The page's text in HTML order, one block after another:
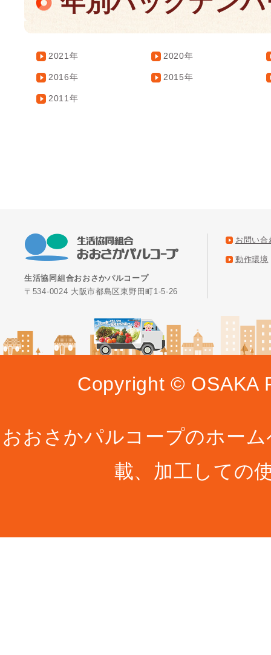
2021年 2020年
2016年 2015年
2011年
生活協同組合おおさかパルコープ
〒534-0024 大阪市都島区東野田町1-5-26
お問い合
動作環境
Copyright © OSAKA
おおさかパルコープのホー
載、加工しての